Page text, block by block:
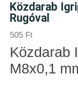
Közdarab
Rugóval
505 Ft
Közdarab
M8x0,1